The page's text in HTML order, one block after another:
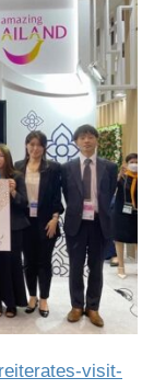
visit-